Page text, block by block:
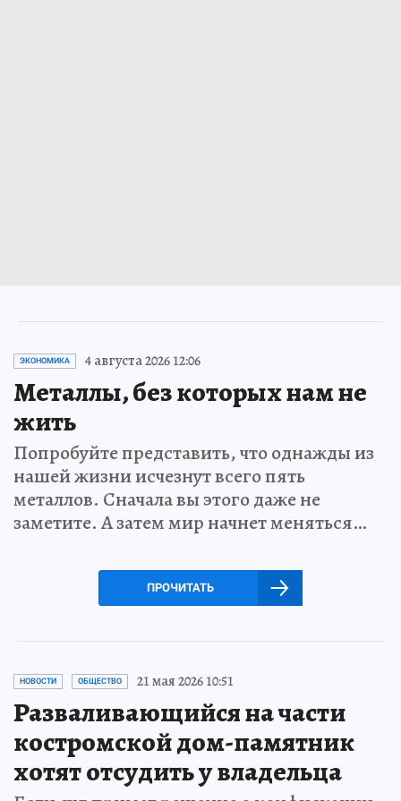
ЭКОНОМИКА 4 августа 2026 12:06
Металлы, без которых нам не
жить
Попробуйте представить, что однажды из
нашей жизни исчезнут всего пять
металлов. Сначала вы этого даже не
заметите. А затем мир начнет меняться…
ПРОЧИТАТЬ
НОВОСТИ ОБЩЕСТВО 21 мая 2026 10:51
Разваливающийся на части
костромской дом-памятник
хотят отсудить у владельца